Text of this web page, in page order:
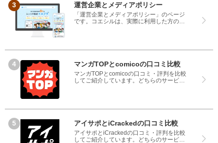
運営企業とメディアポリシー
「運営企業とメディアポリシー」のページ
です。コエシルは、実際に利用した方の口
なく、悪い口コミもしっかり掲載している
さい。
マンガTOPとcomicoの口コミ比較
マンガTOPとcomicoの口コミ・評判を比較
してご紹介しています。どちらのサービス
てください。
アイサポとiCrackedの口コミ比較
アイサポとiCrackedの口コミ・評判を比較
してご紹介しています。どちらのサービス